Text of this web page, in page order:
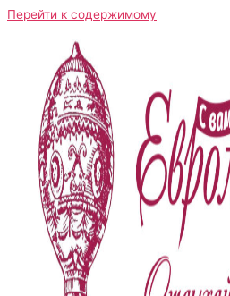
Перейти к содержимому